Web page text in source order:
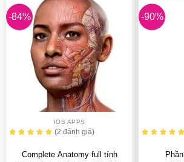
-84%
IOS APPS
(2 đánh giá)
Complete Anatomy full tính
-90%